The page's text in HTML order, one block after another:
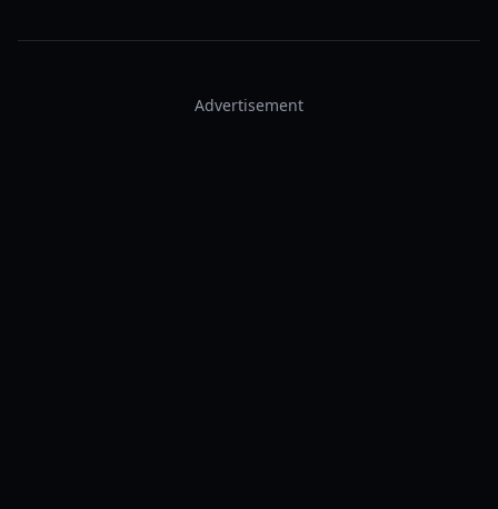
Advertisement